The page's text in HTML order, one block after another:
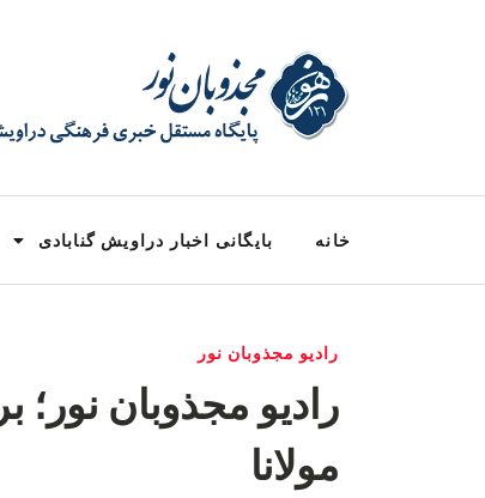
خانه بایگانی اخبار دراویش گنابادی
راديو مجذوبان نور
رادیو مجذوبان نور؛
مولانا